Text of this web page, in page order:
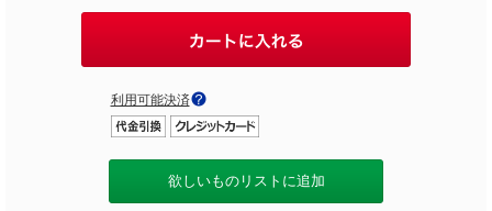
利用可能決済
欲しいものリストに追加